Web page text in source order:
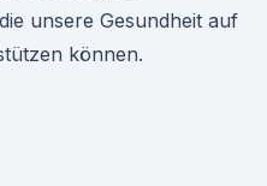
unsere Gesundheit auf
können.